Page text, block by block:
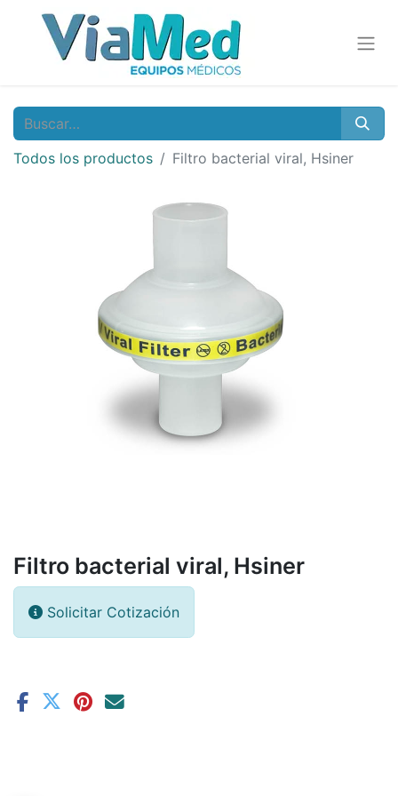
Todos los productos Filtro bacterial viral, Hsiner
Filtro bacterial viral, Hsiner
Solicitar Cotización